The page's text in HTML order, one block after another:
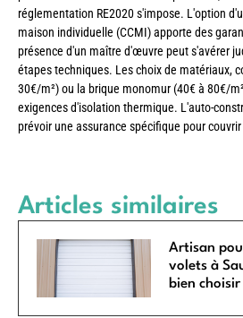
réglementation RE2020 s'impose. L'option
maison individuelle (CCMI) apporte des
présence d'un maître d'œuvre peut s'avérer
étapes techniques. Les choix de matériaux,
30€/m²) ou la brique monomur (40€ à 80€/
exigences d'isolation thermique. L'auto-
prévoir une assurance spécifique pour
Articles similaires
Artisan
volets à
bien choisir